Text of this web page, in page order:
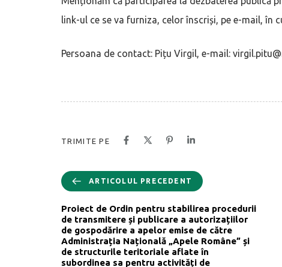
link-ul ce se va furniza, celor înscriși, pe e-mail, în
Persoana de contact: Pițu Virgil, e-mail:
TRIMITE PE
ARTICOLUL PRECEDENT
Proiect de Ordin pentru stabilirea procedurii
de transmitere și publicare a autorizațiilor
de gospodărire a apelor emise de către
Administrația Națională „Apele Române” și
de structurile teritoriale aflate în
subordinea sa pentru activități de